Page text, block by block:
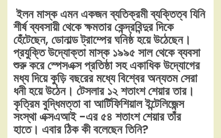
ইলন মাস্ক এমন একজন ব্যতিক্রমী ব্যক্তিত্ব যিনি
শীর্ষ ব্যবসায়ী থেকে ক্ষমতার কেন্দ্রবিন্দুর দিকে
হেঁটেছেন, ডোনাল্ড ট্রাম্পের ঘনিষ্ঠ হয়ে উঠেছেন।
প্রযুক্তি উদ্যোক্তা মাস্ক ১৯৯৫ সাল থেকে ব্যবসা
শুরু করে স্পেসএক্স প্রতিষ্ঠা সহ একাধিক উদ্যোগের
মধ্য দিয়ে কুড়ি বছরের মধ্যে বিশ্বের অন্যতম সেরা
ধনী হয়ে উঠেন। টেসলার ১২ শতাংশ শেয়ার তার।
কৃত্রিম বুদ্ধিমত্তা বা আর্টিফিশিয়াল ইন্টেলিজেন্স
সংস্থা এক্সএআই -এর ৫৪ শতাংশ শেয়ার তাঁর
হাতে। এবার ঠিক কী বলেছেন তিনি?